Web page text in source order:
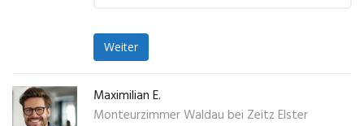
Weiter
Maximilian E.
Monteurzimmer Waldau bei Zeitz Elster